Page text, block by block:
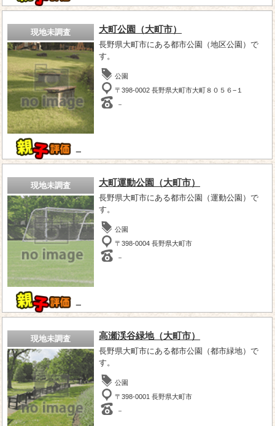
現地未調査
－
大町公園（大町市）
長野県大町市にある都市公園（地区公園）で
す。
公園
〒398-0002 長野県大町市大町８０５６−１
－
現地未調査
－
大町運動公園（大町市）
長野県大町市にある都市公園（運動公園）で
す。
公園
〒398-0004 長野県大町市
－
現地未調査 高瀬渓谷緑地（大町市）
長野県大町市にある都市公園（都市緑地）で
す。
公園
〒398-0001 長野県大町市
－